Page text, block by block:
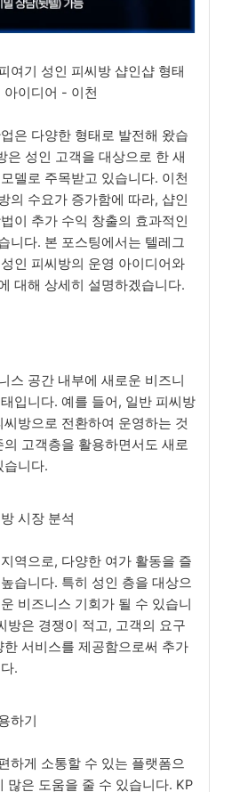
여기 성인 피씨방 샵인샵 형태
아이디어 - 이천
은 다양한 형태로 발전해 왔습
은 성인 고객을 대상으로 한 새
델로 주목받고 있습니다. 이천
의 수요가 증가함에 따라, 샵인
이 추가 수익 창출의 효과적인
니다. 본 포스팅에서는 텔레그
인 피씨방의 운영 아이디어와
대해 상세히 설명하겠습니다.
스 공간 내부에 새로운 비즈니
입니다. 예를 들어, 일반 피씨방
방으로 전환하여 운영하는 것
고객층을 활용하면서도 새로
습니다.
시장 분석
역으로, 다양한 여가 활동을 즐
습니다. 특히 성인 층을 대상으
비즈니스 기회가 될 수 있습니
방은 경쟁이 적고, 고객의 요구
서비스를 제공함으로써 추가
.
하기
하게 소통할 수 있는 플랫폼으
많은 도움을 줄 수 있습니다. KP